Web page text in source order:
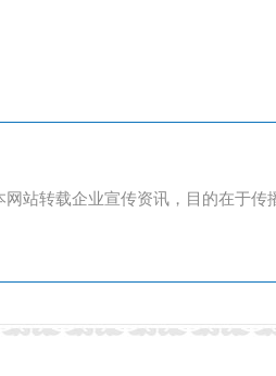
站转载企业宣传资讯，目的在于